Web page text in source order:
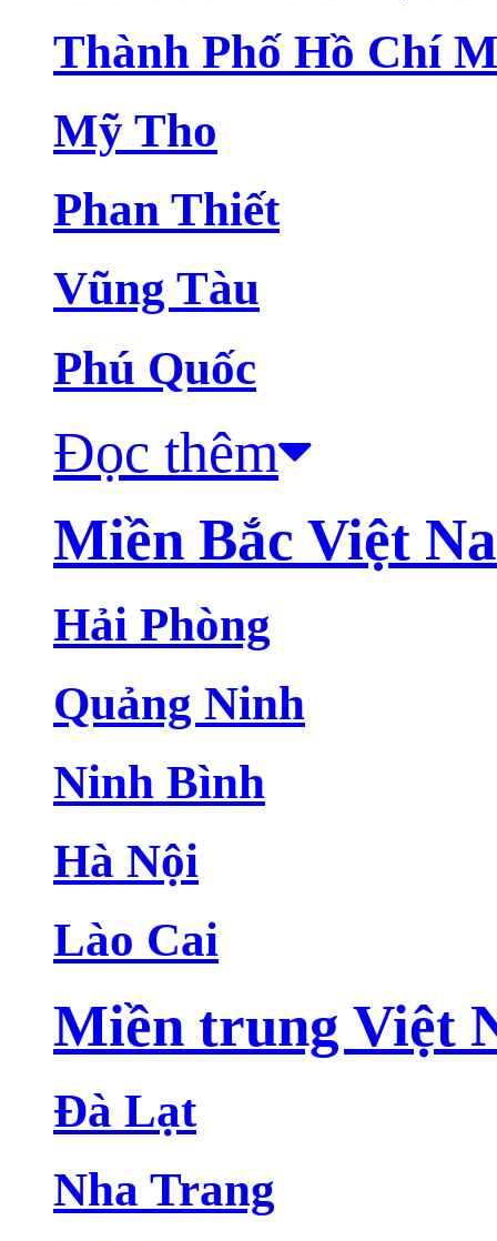
Thành Phố Hồ Chí
Mỹ Tho
Phan Thiết
Vũng Tàu
Phú Quốc
Đọc thêm
Miền Bắc Việt
Hải Phòng
Quảng Ninh
Ninh Bình
Hà Nội
Lào Cai
Miền trung Việt
Đà Lạt
Nha Trang